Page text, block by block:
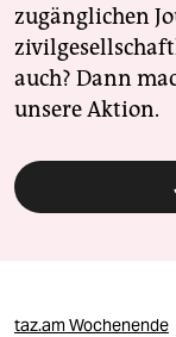
zugänglichen
auch? Dann
unsere Aktion.
taz.am Wochenende